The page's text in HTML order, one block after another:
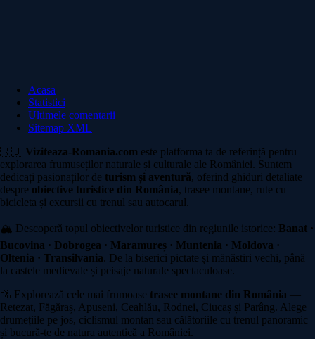
Acasa
Statistici
Ultimele comentarii
Sitemap XML
🇷🇴 Viziteaza-Romania.com este platforma ta de referință pentru
explorarea frumuseților naturale și culturale ale României. Suntem
dedicați pasionaților de turism și aventură, oferind ghiduri detaliate
despre obiective turistice din România, trasee montane, rute cu
bicicleta și excursii cu trenul sau autocarul.
🏔️ Descoperă topul obiectivelor turistice din regiunile istorice: Banat ·
Bucovina · Dobrogea · Maramureș · Muntenia · Moldova ·
Oltenia · Transilvania. De la biserici pictate și mănăstiri vechi, până
la castele medievale și peisaje naturale spectaculoase.
🚵 Explorează cele mai frumoase trasee montane din România —
Retezat, Făgăraș, Apuseni, Ceahlău, Rodnei, Ciucaș și Parâng. Alege
drumețiile pe jos, ciclismul montan sau călătoriile cu trenul panoramic
și bucură-te de natura autentică a României.